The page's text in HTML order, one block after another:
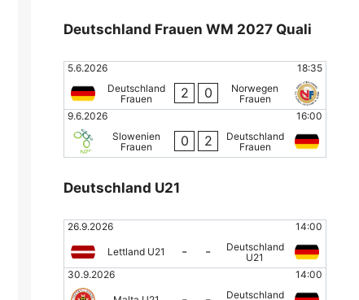
Deutschland Frauen WM 2027 Quali
5.6.2026
18:35
Deutschland
Frauen
2 0
Norwegen
Frauen
9.6.2026
16:00
Slowenien
Frauen
0 2
Deutschland
Frauen
Deutschland U21
26.9.2026 14:00
Lettland U21 - -
Deutschland
U21
30.9.2026
14:00
Deutschland